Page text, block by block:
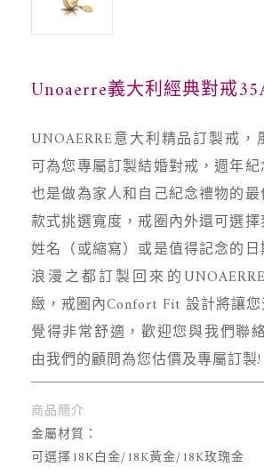
Unoaerre義大利經典對戒
UNOAERRE意大利精品訂製戒，
可為您專屬訂製結婚對戒，週年紀
也是做為家人和自己紀念禮物的
款式挑選寬度，戒圈內外還可選
姓名（或縮寫）或是值得記念的
浪漫之都訂製回來的
緻，戒圈內Confort Fit 設計將讓
覺得非常舒適，歡迎您與我們聯
由我們的顧問為您估價及專屬訂製!
商品簡介
金屬材質：
可選擇18K白金/18K黃金/18K玫瑰金